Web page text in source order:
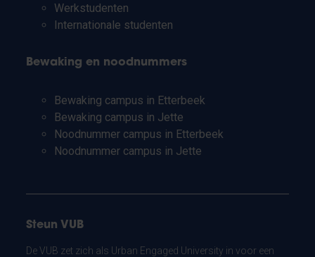
Werkstudenten
Internationale studenten
Bewaking en noodnummers
Bewaking campus in Etterbeek
Bewaking campus in Jette
Noodnummer campus in Etterbeek
Noodnummer campus in Jette
Steun VUB
De VUB zet zich als Urban Engaged University in voor een